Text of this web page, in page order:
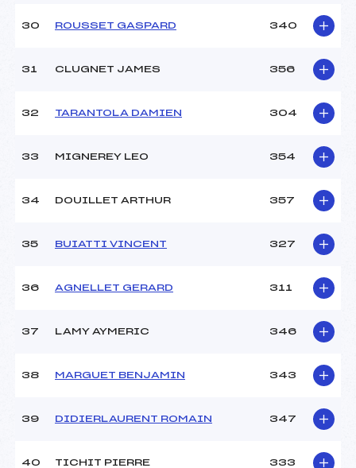
30 ROUSSET GASPARD 340
31 CLUGNET JAMES 356
32 TARANTOLA DAMIEN 304
33 MIGNEREY LEO 354
34 DOUILLET ARTHUR 357
35 BUIATTI VINCENT 327
36 AGNELLET GERARD 311
37 LAMY AYMERIC 346
38 MARGUET BENJAMIN 343
39 DIDIERLAURENT ROMAIN 347
40 TICHIT PIERRE 333